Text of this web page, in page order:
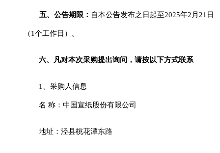
五、公告期限： 自本公告发布之日起至2025年2 月 21 日
（1个工作日）。
六、凡对本次采购提出询问，请按以下方式联系
1、采购人信息
名 称： 中国宣纸股份有限公司
地址： 泾县桃花潭东路